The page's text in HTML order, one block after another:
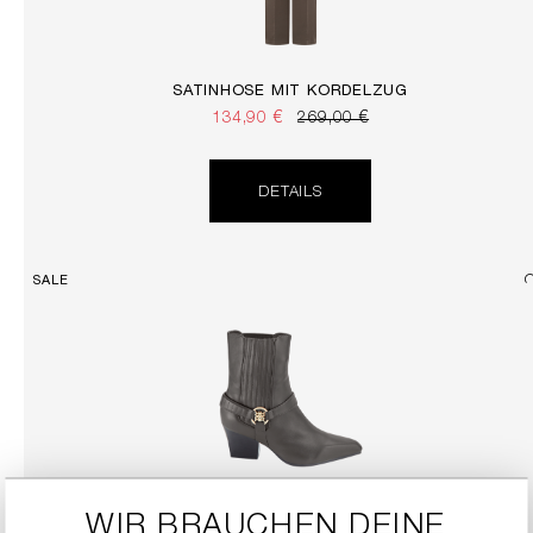
SATINHOSE MIT KORDELZUG
134,90 € 269,00 €
DETAILS
SALE